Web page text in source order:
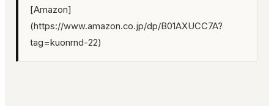
[Amazon]
(https://www.amazon.co.jp/dp/B01AXUCC7A?
tag=kuonrnd-22)